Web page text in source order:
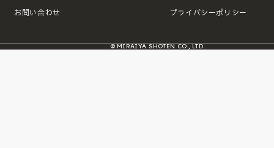
お問い合わせ プライバシーポリシー
© MIRAIYA SHOTEN CO., LTD.